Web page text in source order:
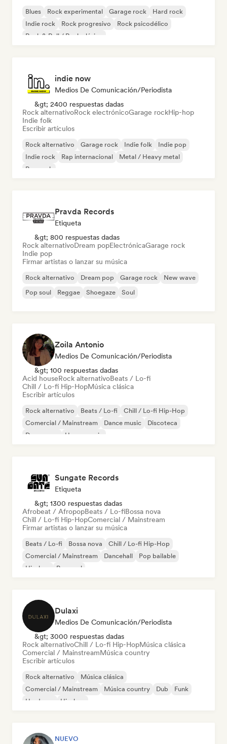
Blues Rock experimental Garage rock
Hard rock
Indie rock
Rock progresivo
Rock psicodélico
Rock & Roll / Rock clásico
indie now
Medios De Comunicación/Periodista
&gt; 2400 respuestas dadas
Rock alternativoRock electrónicoGarage rockHip-hop
Indie folk
Escribir artículos
Rock alternativo Garage rock Indie folk
Indie pop
Indie rock
Rap internacional
Metal / Heavy metal
Pop rock
Pravda Records
Etiqueta
&gt; 800 respuestas dadas
Rock alternativoDream popElectrónicaGarage rock
Indie pop
Firmar artistas o lanzar su música
Rock alternativo Dream pop Garage rock
New wave
Pop soul
Reggae Shoegaze Soul
Zoila Antonio
Medios De Comunicación/Periodista
&gt; 100 respuestas dadas
Acid houseRock alternativoBeats / Lo-fi
Chill / Lo-fi Hip-HopMúsica clásica
Escribir artículos
Rock alternativo Beats / Lo-fi
Chill / Lo-fi Hip-Hop
Comercial / Mainstream
Dance music
Discoteca
Dream pop
House music
Sungate Records
Etiqueta
&gt; 1300 respuestas dadas
Afrobeat / AfropopBeats / Lo-fiBossa nova
Chill / Lo-fi Hip-HopComercial / Mainstream
Firmar artistas o lanzar su música
Beats / Lo-fi Bossa nova
Chill / Lo-fi Hip-Hop
Comercial / Mainstream
Dancehall
Pop bailable
Hip-hop
Pop soul
Dulaxi
Medios De Comunicación/Periodista
&gt; 3000 respuestas dadas
Rock alternativoChill / Lo-fi Hip-HopMúsica clásica
Comercial / MainstreamMúsica country
Escribir artículos
Rock alternativo
Música clásica
Comercial / Mainstream
Música country Dub
Funk
Hardcore
Hip-hop
NUEVO